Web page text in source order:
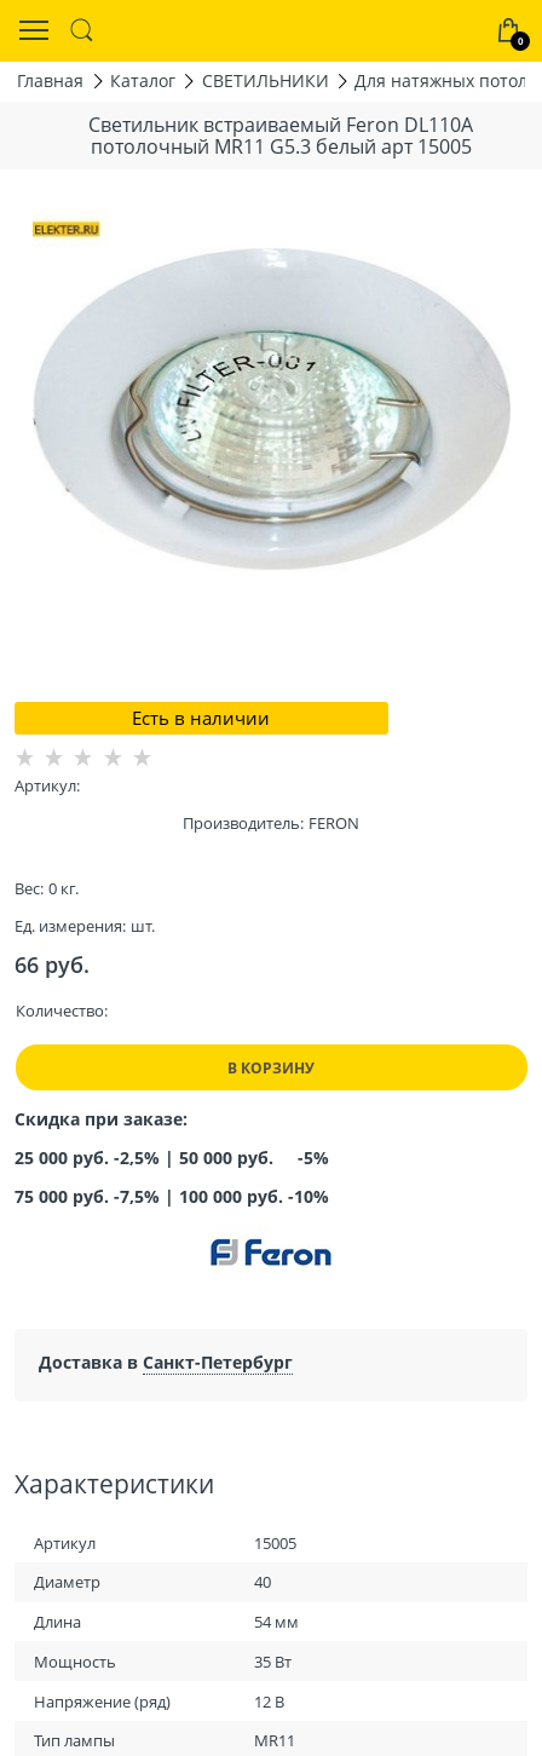
0
Главная Каталог СВЕТИЛЬНИКИ Для натяжных
Светильник встраиваемый Feron DL110A
потолочный MR11 G5.3 белый арт 15005
Есть в наличии
Артикул:
Производитель: FERON
Вес: 0 кг.
Ед. измерения: шт.
66 руб.
Количество:
В КОРЗИНУ
Скидка при заказе:
25 000 руб. -2,5% | 50 000 руб. -5%
75 000 руб. -7,5% | 100 000 руб. -10%
Доставка в Санкт-Петербург
Характеристики
Артикул
15005
Диаметр
40
Длина
54 мм
Мощность
35 Вт
Напряжение (ряд)
12 В
Тип лампы
MR11